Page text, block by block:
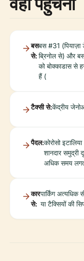
बस
से:
बस #31 (पियाज़ा
ब्रिनोल से) और
को बोक्काडास से
हैं (
टैक्सी से:केंद्रीय
पैदल:कोरोसो
शानदार
अधिक समय
कार
से:
पार्किंग अत्यधिक
या टैक्सियों की